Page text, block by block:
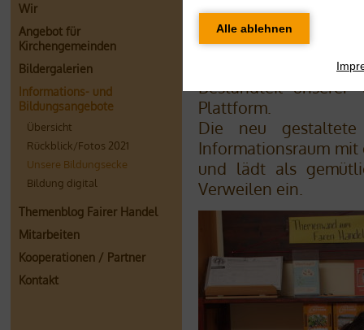
Wir
Angebot für
Kirchengemeinden
Bildergalerien
Informations- und
Bildungsangebote
Übersicht
Rückblick/Fotos 2021
Unsere Bildungsecke
Bildung digital
Themenblog Fairer Handel
Mitarbeiten
Kooperationen / Partner
Kontakt
Im August 2020
Umbauaktion statt.
gehandelter
Bestandteil unserer
Plattform.
Die neu
Informationsraum
und lädt als
Verweilen ein.